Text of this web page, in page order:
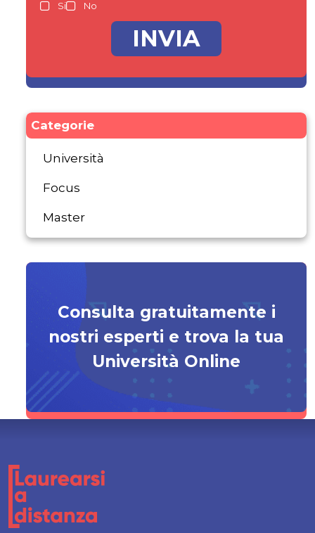
Si No
Categorie
Università
Focus
Master
Consulta gratuitamente i
nostri esperti e trova la tua
Università Online